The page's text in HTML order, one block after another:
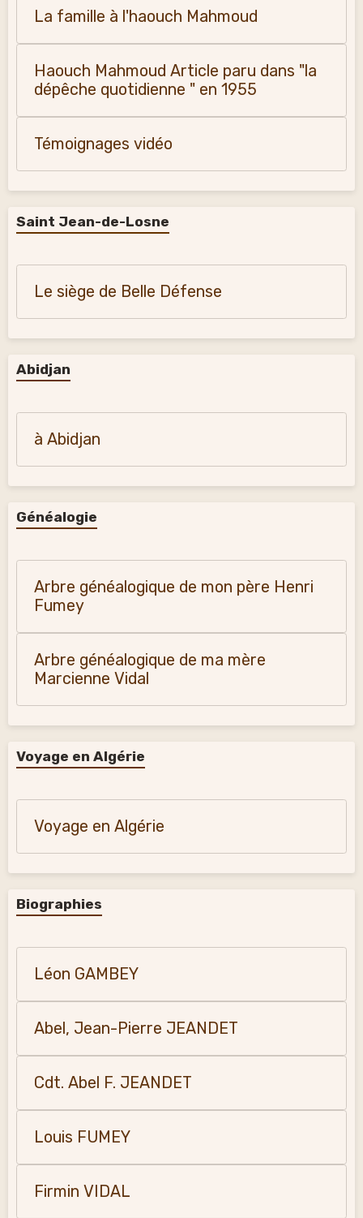
La famille à l'haouch Mahmoud
Haouch Mahmoud Article paru dans "la
dépêche quotidienne " en 1955
Témoignages vidéo
Saint Jean-de-Losne
Le siège de Belle Défense
Abidjan
à Abidjan
Généalogie
Arbre généalogique de mon père Henri
Fumey
Arbre généalogique de ma mère
Marcienne Vidal
Voyage en Algérie
Voyage en Algérie
Biographies
Léon GAMBEY
Abel, Jean-Pierre JEANDET
Cdt. Abel F. JEANDET
Louis FUMEY
Firmin VIDAL